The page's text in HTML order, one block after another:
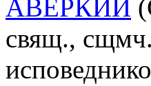
АВЕРКИЙ
свящ.,